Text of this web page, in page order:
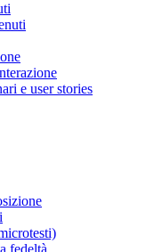
e user stories
fedeltà